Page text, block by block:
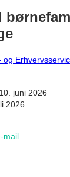
og
juni 2026
2026
mail